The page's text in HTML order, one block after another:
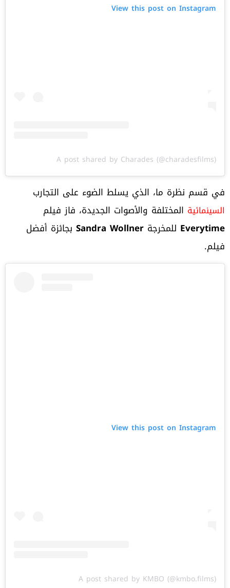
View this post on Instagram
A post shared by Charades (@charadesfilms)
في قسم نظرة ما، الذي يسلط الضوء على التجارب
السينمائية المختلفة والأصوات الجديدة، فاز فيلم
Everytime للمخرجة Sandra Wollner بجائزة أفضل
فيلم.
View this post on Instagram
A post shared by KMBO (@kmbo.films)